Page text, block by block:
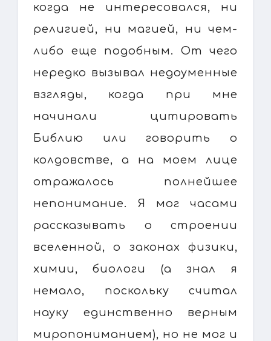
когда не интересовался, ни
религией, ни магией, ни чем-
либо еще подобным. От чего
нередко вызывал недоуменные
взгляды, когда при мне
начинали цитировать
Библию или говорить о
колдовстве, а на моем лице
отражалось полнейшее
непонимание. Я мог часами
рассказывать о строении
вселенной, о законах физики,
химии, биологи (а знал я
немало, поскольку считал
науку единственно верным
миропониманием), но не мог и